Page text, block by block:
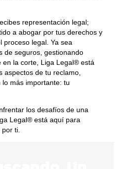
representación legal;
a abogar por tus derechos y
proceso legal. Ya sea
de seguros, gestionando
en la corte, Liga Legal® está
aspectos de tu reclamo,
más importante: tu
los desafíos de una
Legal® está aquí para
por ti.